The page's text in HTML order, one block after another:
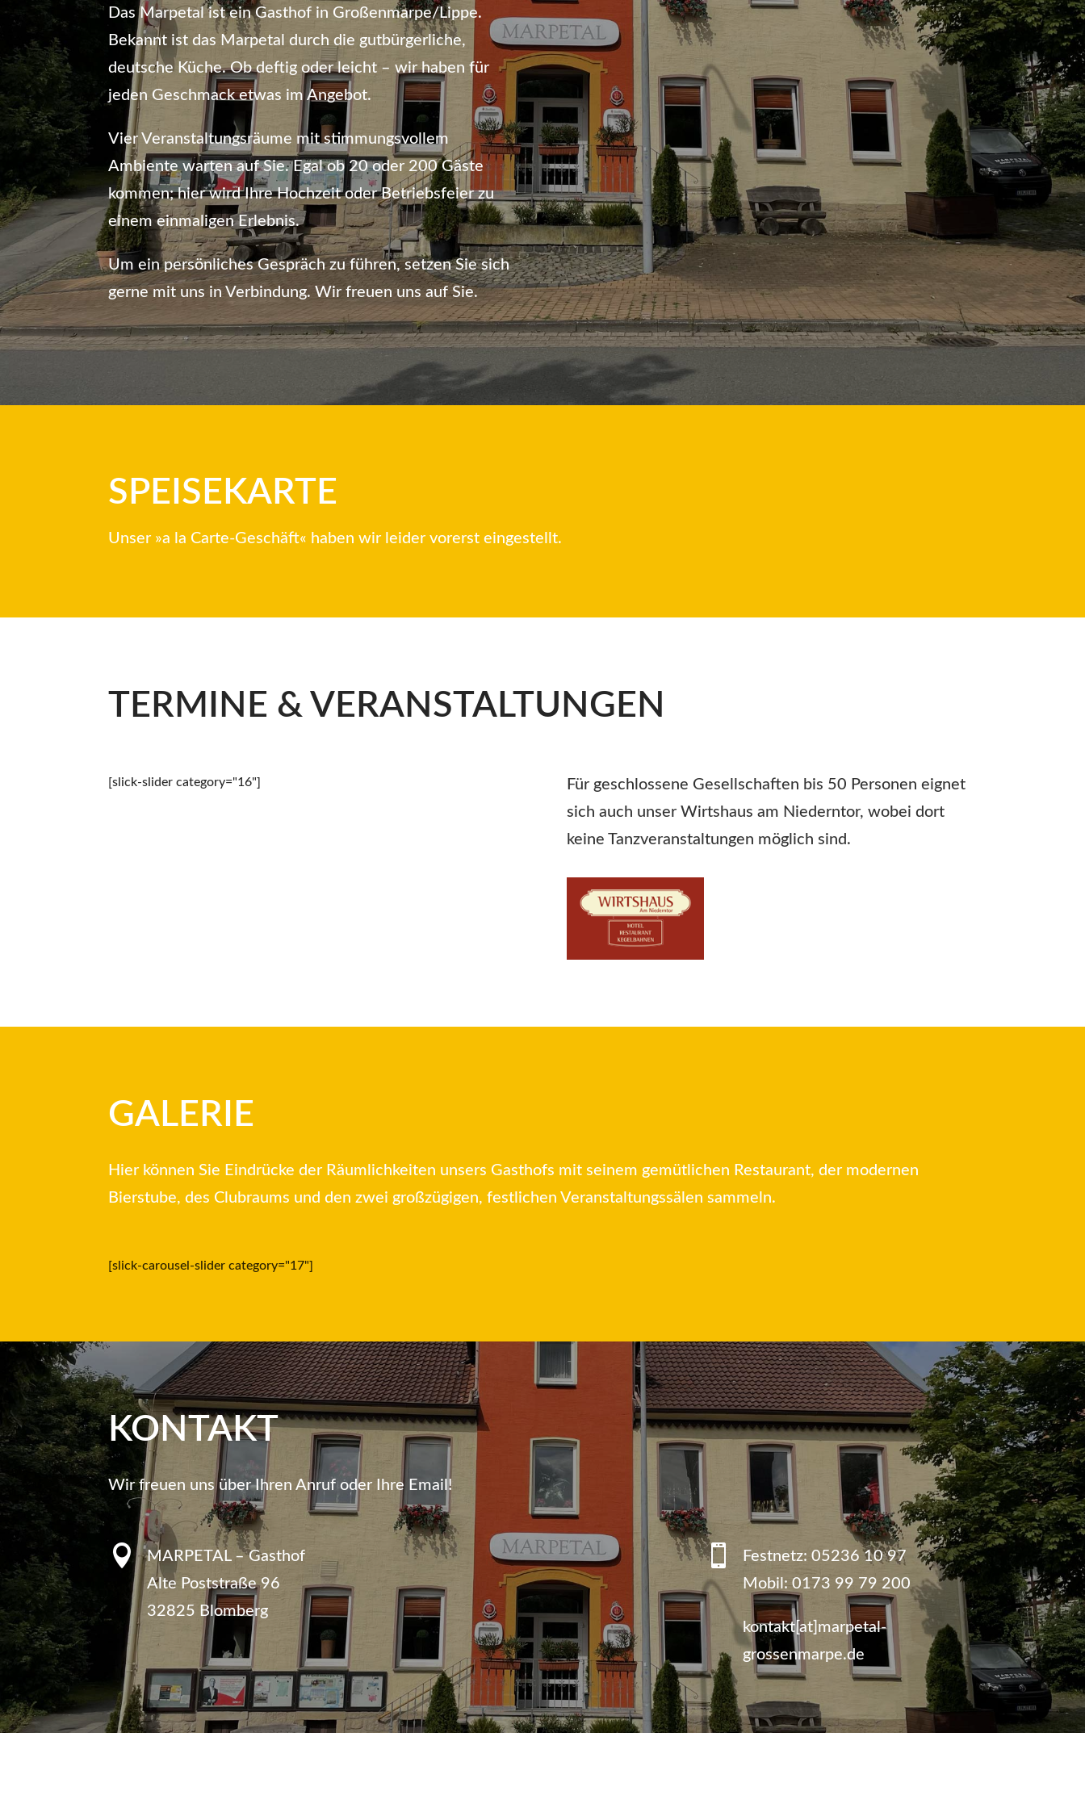
Das Marpetal ist ein Gasthof in Großenmarpe/Lippe.
Bekannt ist das Marpetal durch die gutbürgerliche,
deutsche Küche. Ob deftig oder leicht – wir haben für
jeden Geschmack etwas im Angebot.
Vier Veranstaltungsräume mit stimmungsvollem
Ambiente warten auf Sie. Egal ob 20 oder 200 Gäste
kommen; hier wird Ihre Hochzeit oder Betriebsfeier zu
einem einmaligen Erlebnis.
Um ein persönliches Gespräch zu führen, setzen Sie sich
gerne mit uns in Verbindung. Wir freuen uns auf Sie.
SPEISEKARTE
Unser »a la Carte-Geschäft« haben wir leider vorerst eingestellt.
TERMINE & VERANSTALTUNGEN
[slick-slider category="16"]
Für geschlossene Gesellschaften bis 50 Personen eignet
sich auch unser Wirtshaus am Niederntor, wobei dort
keine Tanzveranstaltungen möglich sind.
GALERIE
Hier können Sie Eindrücke der Räumlichkeiten unsers Gasthofs mit seinem gemütlichen Restaurant, der modernen
Bierstube, des Clubraums und den zwei großzügigen, festlichen Veranstaltungssälen sammeln.
[slick-carousel-slider category="17"]
KONTAKT
Wir freuen uns über Ihren Anruf oder Ihre Email!

MARPETAL – Gasthof
Alte Poststraße 96
32825 Blomberg
 Festnetz:05236 10 97
Mobil:0173 99 79 200
kontakt[at]marpetal-
grossenmarpe.de